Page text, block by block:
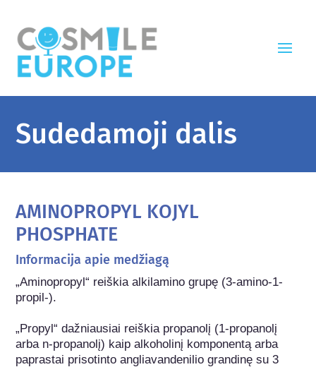
Sudedamoji dalis
AMINOPROPYL KOJYL
PHOSPHATE
Informacija apie medžiagą
„Aminopropyl“ reiškia alkilamino grupę (3-amino-1-
propil-).
„Propyl“ dažniausiai reiškia propanolį (1-propanolį
arba n-propanolį) kaip alkoholinį komponentą arba
paprastai prisotinto angliavandenilio grandinę su 3